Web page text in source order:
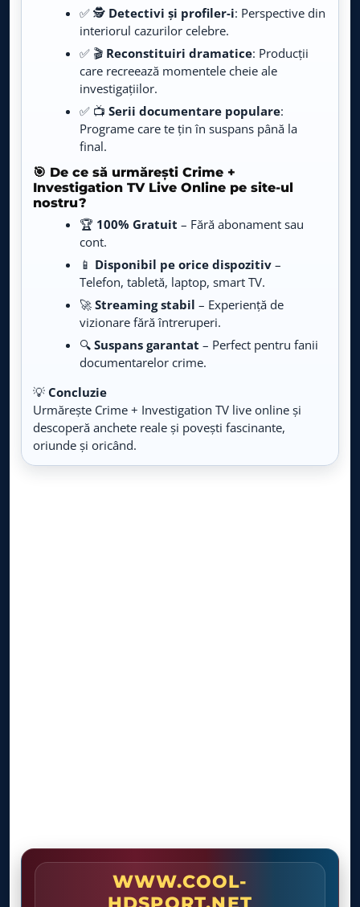
Animal Planet
Live TV
Cinethronix
Live TV
E-Entertainment
Live TV
Prima History
Live TV
Travel Mix
Live TV
Fishing & Hunting
Live TV
HGTV
Live TV
LIVE
Da Vinci Learning
Live TV
23:45 – 00:29 Vânătorii de fugari: Mexic
00:30 – 00:54 Fugari filmați
00:55 – 01:14 Fugari filmați
01:15 – 01:59 Nu deschide ușa
02:00 – 02:44 Crime la motel
02:45 – 03:29
03:30 – 03:59 Filmat la tribunal
✅ 🕵️ Detectivi și profiler-i: Perspective din
interiorul cazurilor celebre.
✅ 🎬 Reconstituiri dramatice: Producții
care recreează momentele cheie ale
investigațiilor.
✅ 📺 Serii documentare populare:
Programe care te țin în suspans până la
final.
🎯 De ce să urmărești Crime +
Investigation TV Live Online pe site-ul
nostru?
🏆 100% Gratuit – Fără abonament sau
cont.
📱 Disponibil pe orice dispozitiv –
Telefon, tabletă, laptop, smart TV.
🚀 Streaming stabil – Experiență de
vizionare fără întreruperi.
🔍 Suspans garantat – Perfect pentru fanii
documentarelor crime.
💡 Concluzie
Urmărește Crime + Investigation TV live online și
descoperă anchete reale și povești fascinante,
oriunde și oricând.
WWW.COOL-